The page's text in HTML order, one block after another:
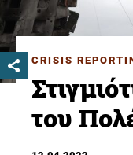
CRISIS
του